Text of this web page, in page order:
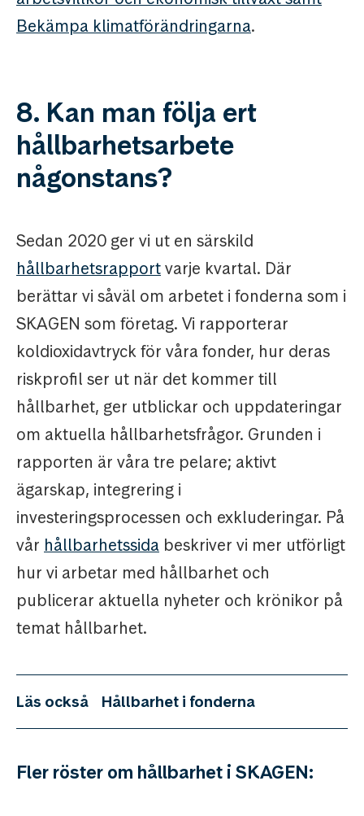
Bekämpa klimatförändringarna.
8. Kan man följa ert
hållbarhetsarbete
någonstans?
Sedan 2020 ger vi ut en särskild
hållbarhetsrapportvarje kvartal. Där
berättar vi såväl om arbetet i fonderna som i
SKAGEN som företag. Vi rapporterar
koldioxidavtryck för våra fonder, hur deras
riskprofil ser ut när det kommer till
hållbarhet, ger utblickar och uppdateringar
om aktuella hållbarhetsfrågor. Grunden i
rapporten är våra tre pelare; aktivt
ägarskap, integrering i
investeringsprocessen och exkluderingar. På
vår hållbarhetssida beskriver vi mer utförligt
hur vi arbetar med hållbarhet och
publicerar aktuella nyheter och krönikor på
temat hållbarhet.
Läs också Hållbarhet i fonderna
Fler röster om hållbarhet i SKAGEN: